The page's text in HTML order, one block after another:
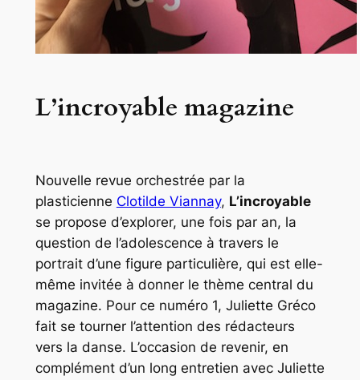
L’incroyable magazine
Nouvelle revue orchestrée par la
plasticienne Clotilde Viannay, L’incroyable
se propose d’explorer, une fois par an, la
question de l’adolescence à travers le
portrait d’une figure particulière, qui est elle-
même invitée à donner le thème central du
magazine. Pour ce numéro 1, Juliette Gréco
fait se tourner l’attention des rédacteurs
vers la danse. L’occasion de revenir, en
complément d’un long entretien avec Juliette